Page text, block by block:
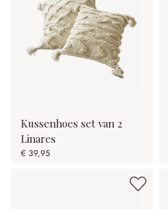
Kussenhoes set van 2
Linares
€ 39,95